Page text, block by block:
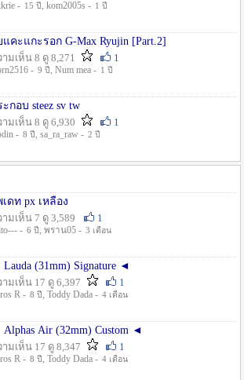
- 15 ปี , kom2005s - 1 ปี
แคะแกะรอก G-Max Ryujin [Part.2]
มเห็น 8 ดู 8,271
1
- 9 ปี , Num mea - 1 ปี
ประกอบ steez sv tw
มเห็น 8 ดู 6,930
1
- 8 ปี , sa_ra_raw - 2 ปี
เดท px เหลือง
มเห็น 7 ดู 3,589
1
- 6 ปี , พราน05 - 3 เดือน
(31mm) Signature ◄
มเห็น 17 ดู 6,397
1
R - 8 ปี , Toddy Dada - 4 เดือน
Air (32mm) Custom ◄
มเห็น 17 ดู 8,347
1
R - 8 ปี , Toddy Dada - 4 เดือน